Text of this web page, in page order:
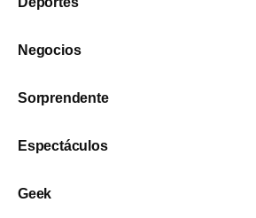
Negocios
Sorprendente
Espectáculos
Geek